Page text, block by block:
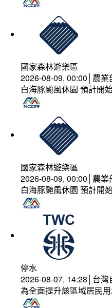
國家森林遊樂區
2026-08-09, 00:00│農
白海豚颱風休園 預計開
國家森林遊樂區
2026-08-09, 00:00│農
白海豚颱風休園 預計開
停水
2026-08-07, 14:28│台灣
為全面提升該區域居民